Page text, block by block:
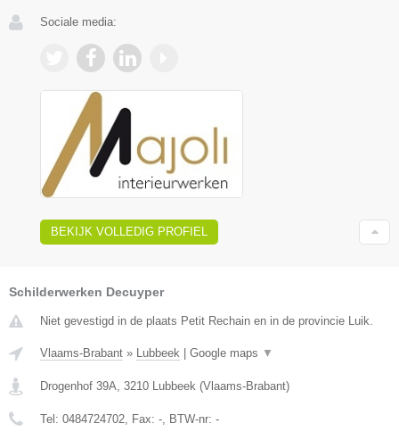
Sociale media:
BEKIJK VOLLEDIG PROFIEL
Schilderwerken Decuyper
Niet gevestigd in de plaats Petit Rechain en in de provincie Luik.
Vlaams-Brabant » Lubbeek | Google maps ▼
Drogenhof 39A 3210 Lubbeek (Vlaams-Brabant)
Tel: 0484724702 , Fax: - , BTW-nr: -